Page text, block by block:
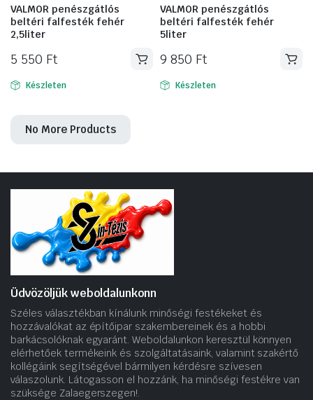
VALMOR penészgátlós
beltéri falfesték fehér
2,5liter
5 550 Ft
Készleten
VALMOR penészgátlós
beltéri falfesték fehér
5liter
9 850 Ft
Készleten
No More Products
Üdvözöljük weboldalunkonn
Széles választékban kínálunk minőségi festékeket és
hozzávalókat az építőipar szakembereinek és a hobbi
barkácsolóknak egyaránt. Weboldalunkon keresztül könnyen
elérhetőek termékeink és szolgáltatásaink, valamint szakértő
kollégáink segítségével bármilyen kérdésre szívesen
válaszolunk. Látogasson el hozzánk, ha minőségi festékre van
szüksége Zalaegerszegen!.